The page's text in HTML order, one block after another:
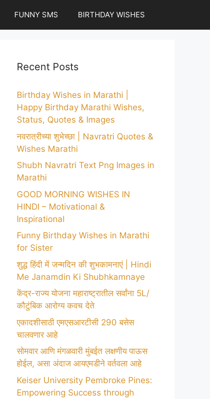
FUNNY SMS BIRTHDAY WISHES
Recent Posts
Birthday Wishes in Marathi |
Happy Birthday Marathi Wishes,
Status, Quotes & Images
नवरात्रीच्या शुभेच्छा | Navratri Quotes &
Wishes Marathi
Shubh Navratri Text Png Images in
Marathi
GOOD MORNING WISHES IN
HINDI – Motivational &
Inspirational
Funny Birthday Wishes in Marathi
for Sister
शुद्ध हिंदी में जन्मदिन की शुभकामनाएं | Hindi
Me Janamdin Ki Shubhkamnaye
केंद्र-राज्य योजना महाराष्ट्रातील सर्वांना 5L/
कौटुंबिक आरोग्य कवच देते
एकादशीसाठी एमएसआरटीसी 290 बसेस
चालवणार आहे
सोमवार आणि मंगळवारी मुंबईत लक्षणीय पाऊस
होईल, असा अंदाज आयएमडीने वर्तवला आहे
Keiser University Pembroke Pines:
Empowering Success through